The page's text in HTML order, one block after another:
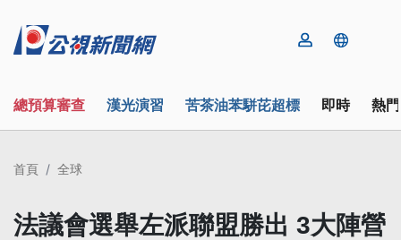
總預算審查 漢光演習 苦茶油苯駢芘超標 即時 熱
首頁 全球
法議會選舉左派聯盟勝出 3大陣營